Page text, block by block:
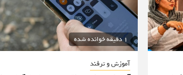
1 دقیقه خوانده شده
آموزش و ترفند